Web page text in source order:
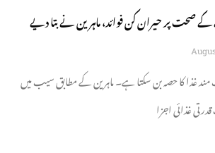
صحت پر حیران کن فوائد، ماہرین نے بتا دیے
غذا کا حصہ بن سکتا ہے۔ ماہرین کے مطابق سیب میں
غذائی اجزا